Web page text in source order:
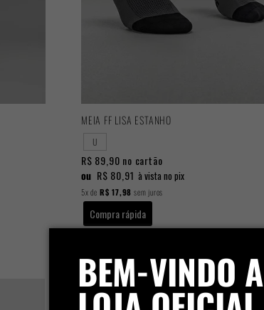
BEM-VINDO A
MEIA FF LISA ESTANHO
U
R$ 89,90 no cartão
ou R$ 80,91 à vista no pix
5xde R$ 17,98 sem juros
Compra rápida